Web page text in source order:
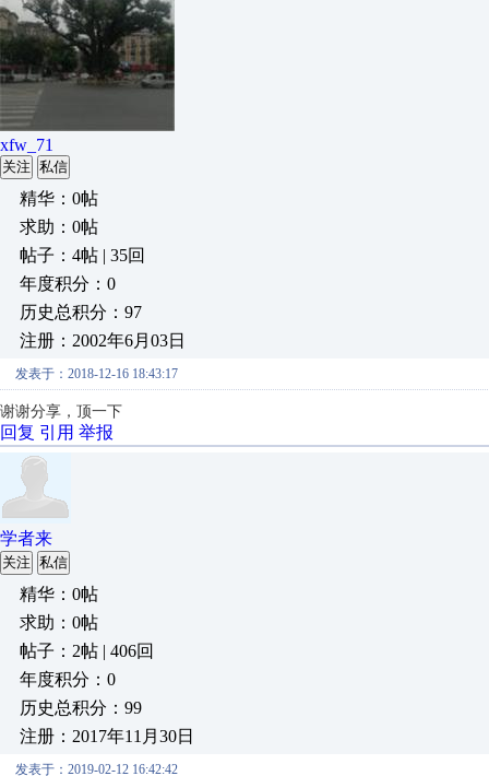
xfw_71
关注 私信
精华：0帖
求助：0帖
帖子：4帖 | 35回
年度积分：0
历史总积分：97
注册：2002年6月03日
发表于：2018-12-16 18:43:17
谢谢分享，顶一下
回复 引用 举报
学者来
关注 私信
精华：0帖
求助：0帖
帖子：2帖 | 406回
年度积分：0
历史总积分：99
注册：2017年11月30日
发表于：2019-02-12 16:42:42